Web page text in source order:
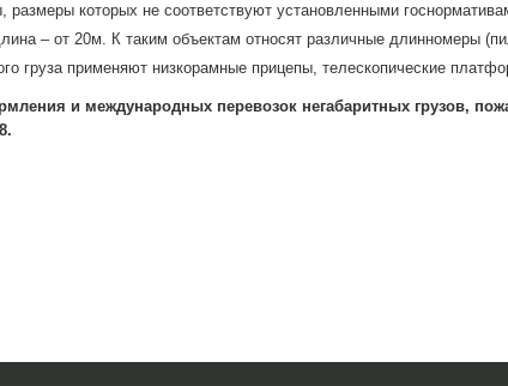
размеры которых не соответствуют установленными
– от 20м. К таким объектам относят различные длинномеры
груза применяют низкорамные прицепы, телескопические
и международных перевозок негабаритных грузов,